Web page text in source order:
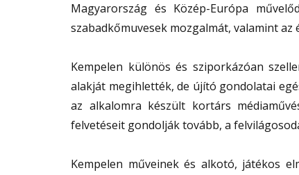
Magyarország és Közép-Európa
szabadkőmuvesek mozgalmát, valamint
Kempelen különös és sziporkázóan
alakját megihlették, de újító gondolatai
az alkalomra készült kortárs
felvetéseit gondolják tovább, a
Kempelen műveinek és alkotó, játékos